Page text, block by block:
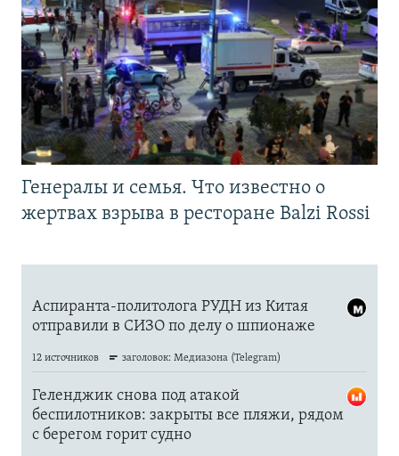
Генералы и семья. Что известно о
жертвах взрыва в ресторане Balzi Rossi